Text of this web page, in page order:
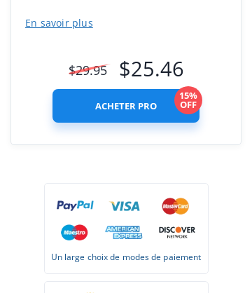
En savoir plus
$29.95 $25.46
ACHETER PRO
15%
OFF
Un large choix de modes de paiement